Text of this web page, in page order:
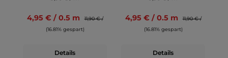
4,95 € / 0.5 m
11,90 € /
(16.81% gespart)
Details
4,95 € / 0.5 m
11,90 € /
(16.81% gespart)
Details